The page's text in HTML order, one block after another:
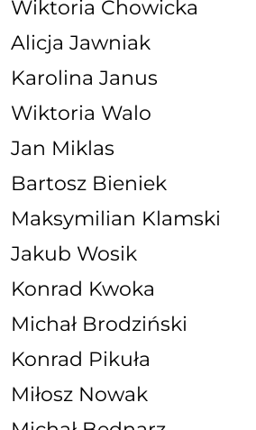
Wiktoria Chowicka
Alicja Jawniak
Karolina Janus
Wiktoria Walo
Jan Miklas
Bartosz Bieniek
Maksymilian Klamski
Jakub Wosik
Konrad Kwoka
Michał Brodziński
Konrad Pikuła
Miłosz Nowak